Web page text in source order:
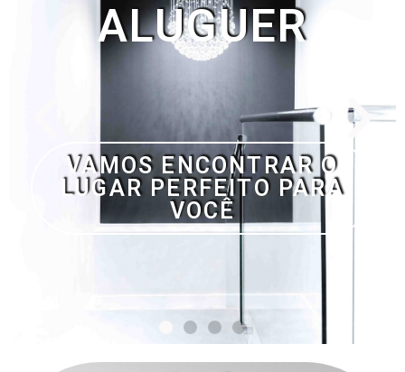
SEM DEPÓSITO E NADA
PARA PAGAR SE NÃO
ENCONTRARMOS A
CASA DOS SEUS
SONHOS.